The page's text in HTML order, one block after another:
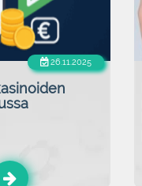
26.11.2025